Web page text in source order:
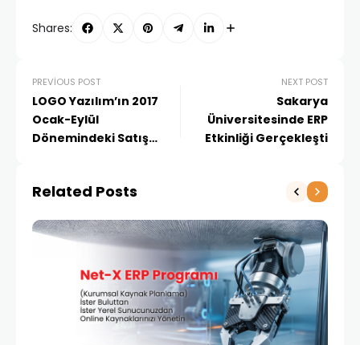
Shares:
PREVIOUS POST
LOGO Yazılım’ın 2017
Ocak-Eylül
Dönemindeki Satış
TL’ye Ulaştı
NEXT POST
Sakarya
Üniversitesinde ERP
Etkinliği Gerçekleşti
Related Posts